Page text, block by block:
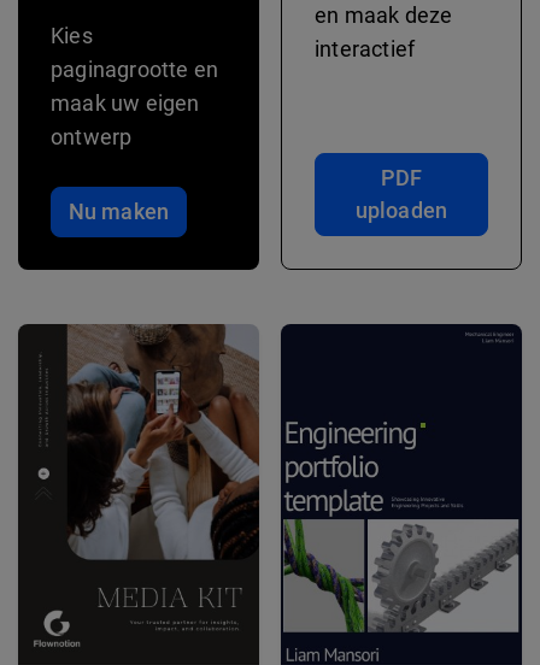
Kies
paginagrootte en
maak uw eigen
ontwerp
Nu maken
en maak deze
interactief
PDF
uploaden